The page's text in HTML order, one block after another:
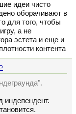
идеи чисто
оборачивают в
для того, чтобы
а не
эстета и еще и
контента
индепендент.